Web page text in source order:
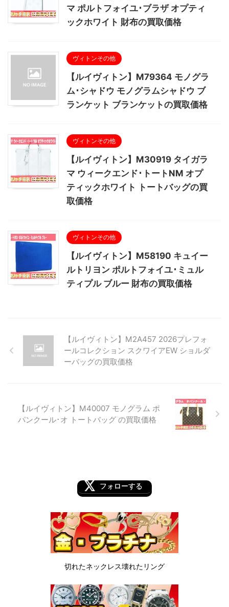
マ ポルトフォイユ･ブラザ オプティ
ックホワイト 財布の買取価格
ヴィトンその他
【ルイヴィトン】M79364 モノグラ
ム･シャドウ モノグラムシャドウ ブ
ランケット ブランケットの買取価格
ヴィトンその他
【ルイヴィトン】M30919 タイガラ
マ ウィークエンド･トートNM オプ
ティックホワイト トートバッグの買
取価格
ヴィトンその他
【ルイヴィトン】M58190 キュイー
ルトリヨン ポルトフォイユ･ミュル
ティプル ブルー 財布の買取価格
【ルイヴィトン】M2A457 2026プレフォ
ールコレクション スクワイアEW ショルダ
ーバッグの買取価格
【ルイヴィトン】M40007 モノグラム ポ
パンクール･オ トートバッグ の買取価格
フォローする
切れたネックレス壊れたリング